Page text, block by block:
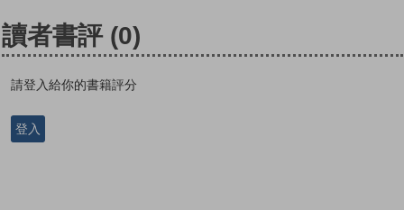
讀者書評 (0)
請登入給你的書籍評分
登入